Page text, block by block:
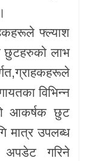
फ्ल्याश
छुटहरुको लाभ
विभिन्न
आकर्षक छुट
मात्र उपलब्ध
गरिने